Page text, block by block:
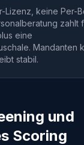
Lizenz, keine Per-
zahlt
eine
Mandanten
stabil.
und
Scoring